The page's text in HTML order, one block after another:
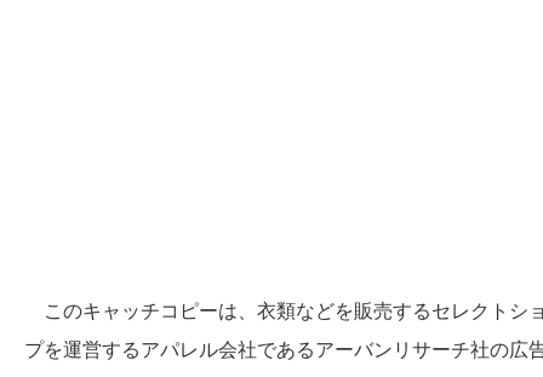
このキャッチコピーは、衣類などを販売するセレクトシ
プを運営するアパレル会社であるアーバンリサーチ社の広